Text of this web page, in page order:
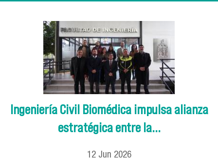
Ingeniería Civil Biomédica impulsa alianza
estratégica entre la...
12 Jun 2026